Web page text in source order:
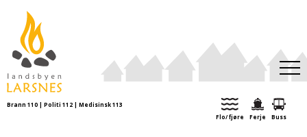
Brann 110 | Politi 112 | Medisinsk 113
Flo/ fjøre
Ferje Buss